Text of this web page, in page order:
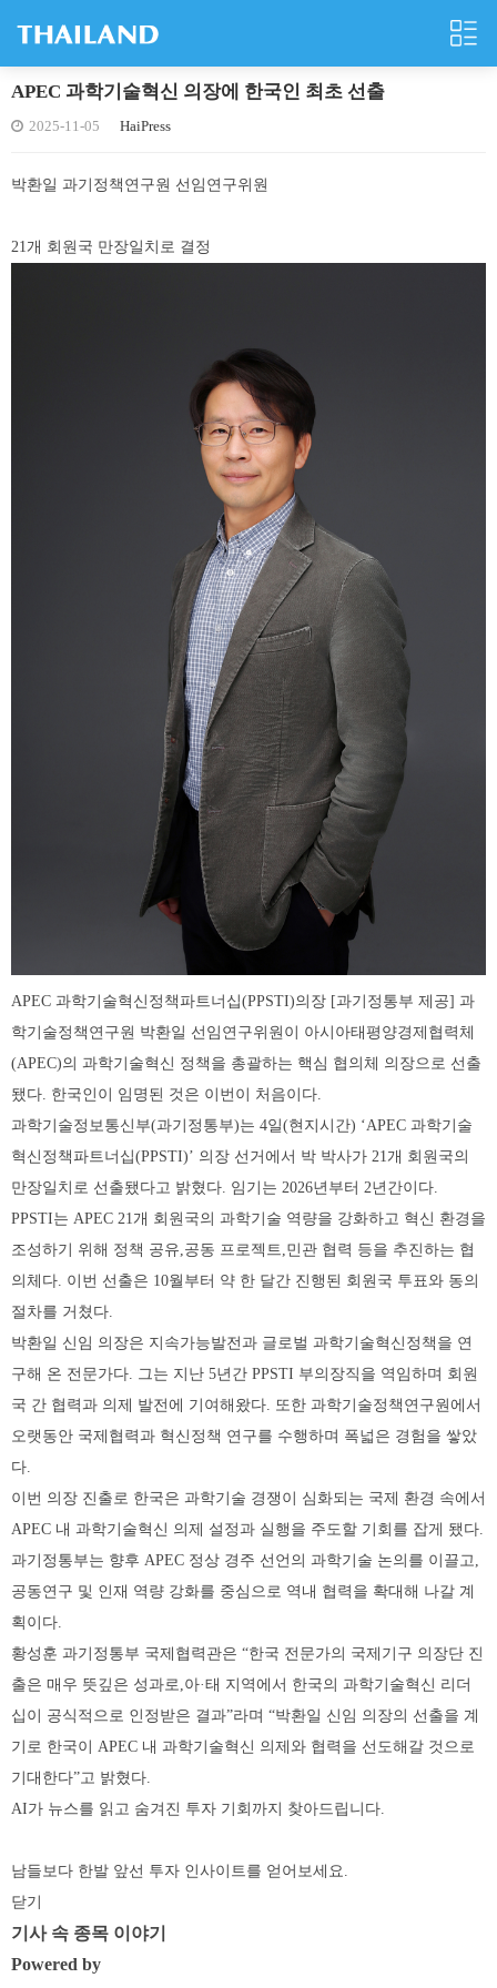
APEC 과학기술혁신 의장에 한국인 최초 선출
2025-11-05 HaiPress
박환일 과기정책연구원 선임연구위원
21개 회원국 만장일치로 결정
APEC 과학기술혁신정책파트너십(PPSTI)의장 [과기정통부 제공] 과
학기술정책연구원 박환일 선임연구위원이 아시아태평양경제협력체
(APEC)의 과학기술혁신 정책을 총괄하는 핵심 협의체 의장으로 선출
됐다. 한국인이 임명된 것은 이번이 처음이다.
과학기술정보통신부(과기정통부)는 4일(현지시간) ‘APEC 과학기술
혁신정책파트너십(PPSTI)’ 의장 선거에서 박 박사가 21개 회원국의
만장일치로 선출됐다고 밝혔다. 임기는 2026년부터 2년간이다.
PPSTI는 APEC 21개 회원국의 과학기술 역량을 강화하고 혁신 환경을
조성하기 위해 정책 공유,공동 프로젝트,민관 협력 등을 추진하는 협
의체다. 이번 선출은 10월부터 약 한 달간 진행된 회원국 투표와 동의
절차를 거쳤다.
박환일 신임 의장은 지속가능발전과 글로벌 과학기술혁신정책을 연
구해 온 전문가다. 그는 지난 5년간 PPSTI 부의장직을 역임하며 회원
국 간 협력과 의제 발전에 기여해왔다. 또한 과학기술정책연구원에서
오랫동안 국제협력과 혁신정책 연구를 수행하며 폭넓은 경험을 쌓았
다.
이번 의장 진출로 한국은 과학기술 경쟁이 심화되는 국제 환경 속에서
APEC 내 과학기술혁신 의제 설정과 실행을 주도할 기회를 잡게 됐다.
과기정통부는 향후 APEC 정상 경주 선언의 과학기술 논의를 이끌고,
공동연구 및 인재 역량 강화를 중심으로 역내 협력을 확대해 나갈 계
획이다.
황성훈 과기정통부 국제협력관은 “한국 전문가의 국제기구 의장단 진
출은 매우 뜻깊은 성과로,아·태 지역에서 한국의 과학기술혁신 리더
십이 공식적으로 인정받은 결과”라며 “박환일 신임 의장의 선출을 계
기로 한국이 APEC 내 과학기술혁신 의제와 협력을 선도해갈 것으로
기대한다”고 밝혔다.
AI가 뉴스를 읽고 숨겨진 투자 기회까지 찾아드립니다.
남들보다 한발 앞선 투자 인사이트를 얻어보세요.
닫기
기사 속 종목 이야기
Powered by